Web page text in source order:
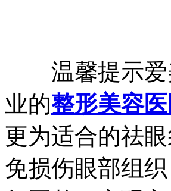
温馨提示爱
业的整形美容
更为适合的祛
免损伤眼部组